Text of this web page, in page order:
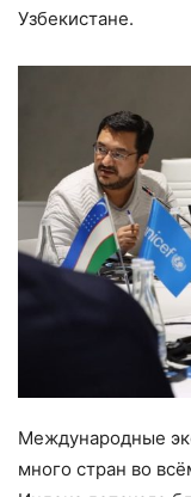
Узбекистане.
Международные
много стран во